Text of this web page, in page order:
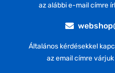
az alábbi e-mail címre
Általános kérdésekkel
az email címre